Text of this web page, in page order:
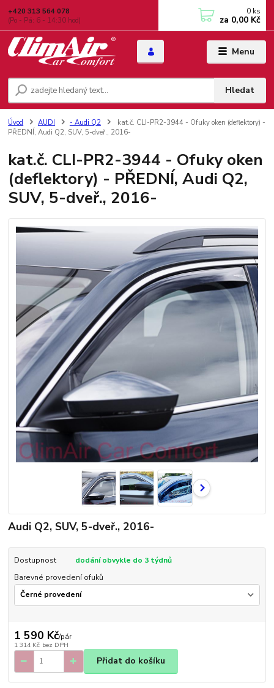
Menu
Hledat
+420 313 564 078
(Po - Pá: 6 - 14:30 hod)
0 ks
za 0,00 Kč
Úvod AUDI - Audi Q2
kat.č. CLI-PR2-3944 - Ofuky oken (deflektory) -
PŘEDNÍ, Audi Q2, SUV, 5-dveř., 2016-
kat.č. CLI-PR2-3944 - Ofuky oken
(deflektory) - PŘEDNÍ, Audi Q2,
SUV, 5-dveř., 2016-
Audi Q2, SUV, 5-dveř., 2016-
Dostupnost
dodání obvykle do 3 týdnů
Barevné provedení ofuků
1 590 Kč/pár
1 314 Kč bez DPH
Přidat do košíku